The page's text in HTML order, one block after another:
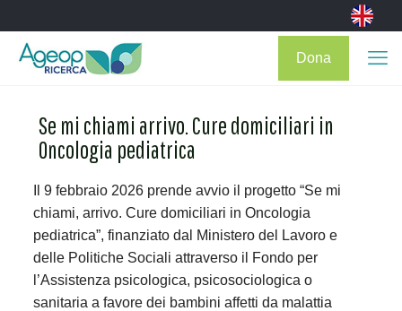
Dona
Se mi chiami arrivo. Cure domiciliari in
Oncologia pediatrica
Il 9 febbraio 2026 prende avvio il progetto “Se mi
chiami, arrivo. Cure domiciliari in Oncologia
pediatrica”, finanziato dal Ministero del Lavoro e
delle Politiche Sociali attraverso il Fondo per
l’Assistenza psicologica, psicosociologica o
sanitaria a favore dei bambini affetti da malattia